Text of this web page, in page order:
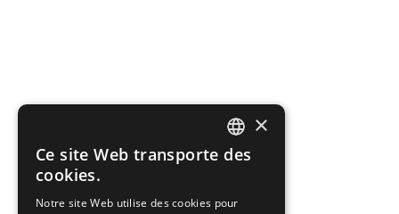
ENGLISH
×
Ce site Web transporte des
cookies.
Notre site Web utilise des cookies pour